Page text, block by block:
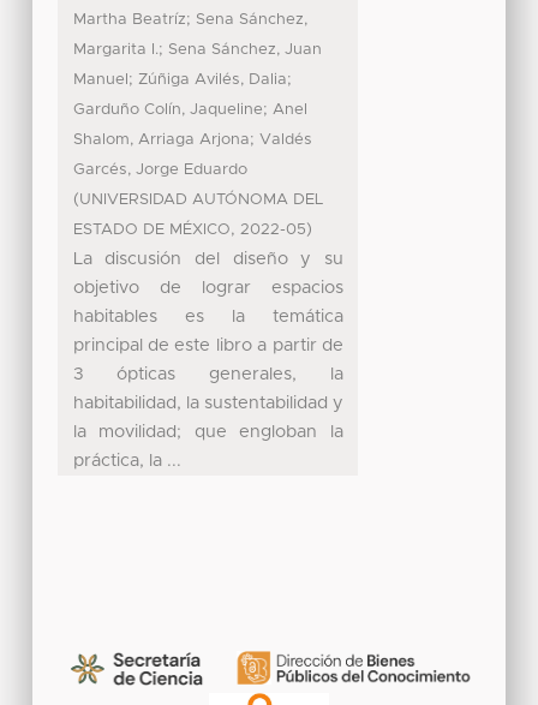
Martha Beatríz; Sena Sánchez,
Margarita I.; Sena Sánchez, Juan
Manuel ; Zúñiga Avilés, Dalia;
Garduño Colín, Jaqueline; Anel
Shalom, Arriaga Arjona; Valdés
Garcés, Jorge Eduardo
(UNIVERSIDAD AUTÓNOMA DEL
ESTADO DE MÉXICO, 2022-05)
La discusión del diseño y su
objetivo de lograr espacios
habitables es la temática
principal de este libro a partir de
3 ópticas generales, la
habitabilidad, la sustentabilidad y
la movilidad; que engloban la
práctica, la ...